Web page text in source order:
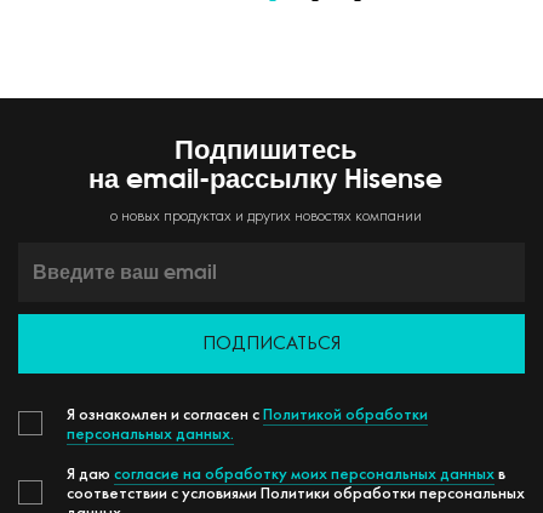
Подпишитесь
на email-рассылку Hisense
о новых продуктах и других новостях компании
ПОДПИСАТЬСЯ
Я ознакомлен и согласен сПолитикой обработки
персональных данных.
Я даю согласие на обработку моих персональных данныхв
соответствии с условиями Политики обработки персональных